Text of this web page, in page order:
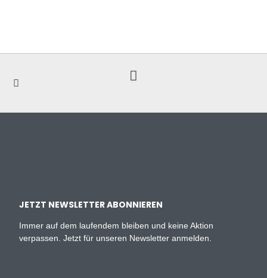
JETZT NEWSLETTER ABONNIEREN
Immer auf dem laufendem bleiben und keine Aktion
verpassen. Jetzt für unseren Newsletter anmelden.